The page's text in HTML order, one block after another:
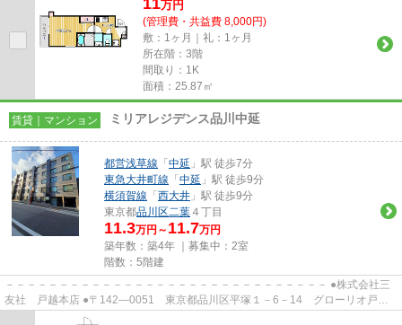
11万円
(管理費・共益費 8,000円)
敷：1ヶ月｜礼：1ヶ月
所在階：3階
間取り：1K
面積：25.87㎡
賃貸｜マンション ミリアレジデンス品川中延
都営浅草線 「 中延 」駅 徒歩7分
東急大井町線 「 中延 」駅 徒歩9分
横須賀線 「 西大井 」駅 徒歩9分
東京都品川区二葉 ４丁目
11.3万円～ 11.7万円
築年数：築4年 ｜募集中： 2室
階数：5階建
－－－－－－－－－－－－－－－－－－－－－－－－－－－－－－ ●株式会社三
友社 戸越本店 ●〒142―0051 東京都品川区平塚１－6－14 グローリオ戸越
銀座1階 ●TEL：03-3783-1218...